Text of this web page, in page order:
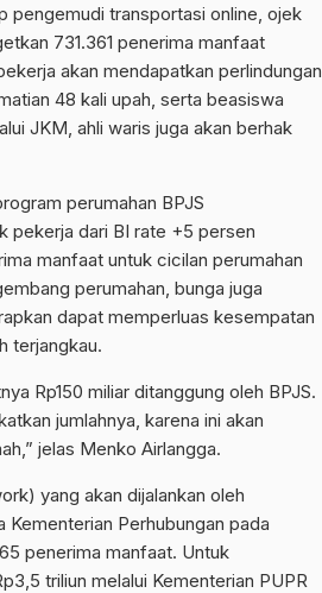
pengemudi transportasi online, ojek
731.361 penerima manfaat
akan mendapatkan perlindungan
48 kali upah, serta beasiswa
JKM, ahli waris juga akan berhak
perumahan BPJS
pekerja dari BI rate +5 persen
manfaat untuk cicilan perumahan
perumahan, bunga juga
dapat memperluas kesempatan
terjangkau.
Rp150 miliar ditanggung oleh BPJS.
jumlahnya, karena ini akan
jelas Menko Airlangga.
yang akan dijalankan oleh
Kementerian Perhubungan pada
penerima manfaat. Untuk
triliun melalui Kementerian PUPR